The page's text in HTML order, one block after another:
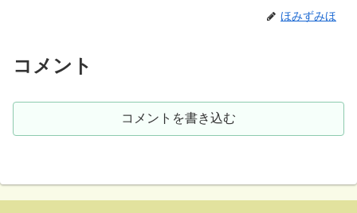
ほみずみほ
コメント
コメントを書き込む